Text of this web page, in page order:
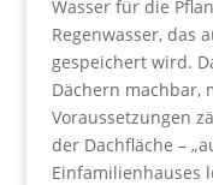
Wasser für die
Regenwasser, das
gespeichert wird.
Dächern machbar,
Voraussetzungen
der Dachfläche –
Einfamilienhauses